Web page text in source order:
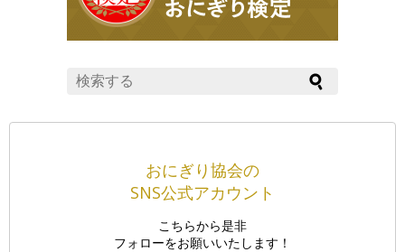
おにぎり協会の
SNS公式アカウント
こちらから是非
フォローをお願いいたします！